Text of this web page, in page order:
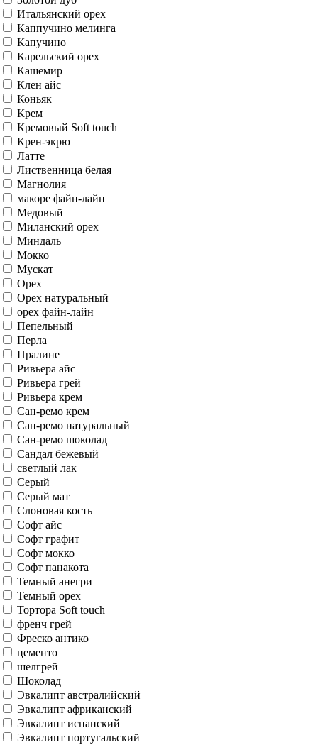
Wenge
Wenge Melinga
Wenge Veralinga
White Matt
White Mix
White Pearl
White Pro
White Silk
White Silkwood
Whitey
Аляска
Американский орех
Антико
античный орех
Атрацит Soft touch
бежевый мат
без отделки
Беленый дуб
Белое сатинато
Белый
Белый дуб
Белый люкс
белый мат
Бетон светлый
бетон серый